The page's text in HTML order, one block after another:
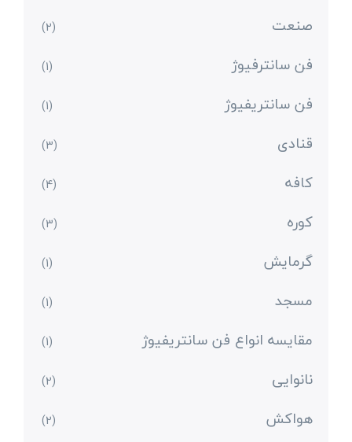
صنعت (2)
فن سانترفیوژ (1)
فن سانتریفیوژ (1)
قنادی (3)
کافه (4)
کوره (3)
گرمایش (1)
مسجد (1)
مقایسه انواع فن سانتریفیوژ (1)
نانوایی (2)
هواکش (2)